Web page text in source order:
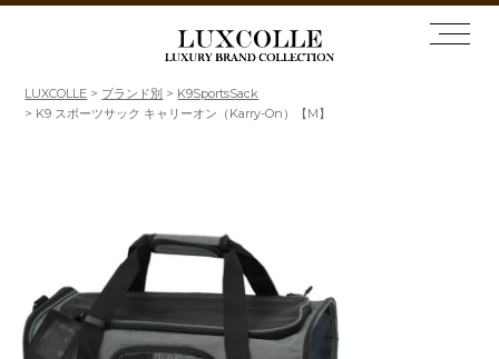
LUXCOLLE ブランド別
K9SportsSack
K9 スポーツサック キャリーオン（Karry-On）【M】